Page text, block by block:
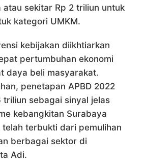
atau sekitar Rp 2 triliun untuk
kategori UMKM.
kebijakan diikhtiarkan
pertumbuhan ekonomi
daya beli masyarakat.
penetapan APBD 2022
triliun sebagai sinyal jelas
kebangkitan Surabaya
terbukti dari pemulihan
berbagai sektor di
Adi.